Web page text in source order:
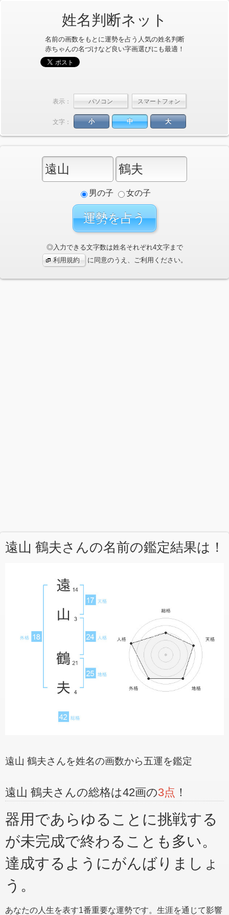
姓名判断ネット
名前の画数をもとに運勢を占う人気の姓名判断
赤ちゃんの名づけなど良い字画選びにも最適！
表示：
文字： 小 中 大
男の子 女の子
◎入力できる文字数は姓名それぞれ4文字まで
利用規約
に同意のうえ、ご利用ください。
遠山 鶴夫さんの名前の鑑定結果は！
遠山 鶴夫さんを姓名の画数から五運を鑑定
遠山 鶴夫さんの総格は42画の3点 ！
器用であらゆることに挑戦する
が未完成で終わることも多い。
達成するようにがんばりましょ
う。
あなたの人生を表す1番重要な運勢です。生涯を通じて影響